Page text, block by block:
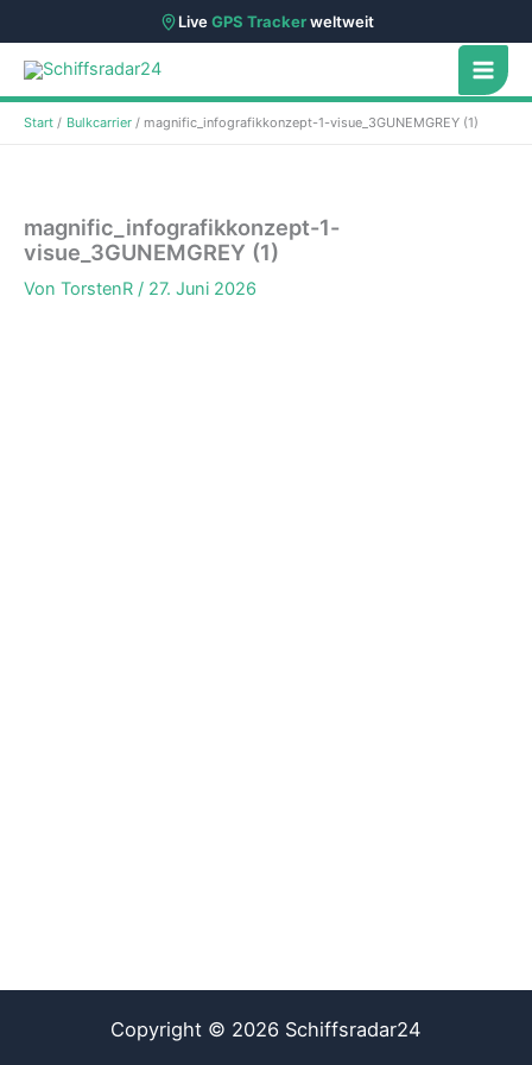
LiveGPS Trackerweltweit
Zum
Inhalt
springen
Start Bulkcarrier magnific_infografikkonzept-1-visue_3GUNEMGREY (1)
magnific_infografikkonzept-1-
visue_3GUNEMGREY (1)
Von TorstenR / 27. Juni 2026
Copyright © 2026 Schiffsradar24